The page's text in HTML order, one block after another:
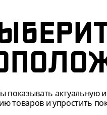
показывать
товаров и упростить